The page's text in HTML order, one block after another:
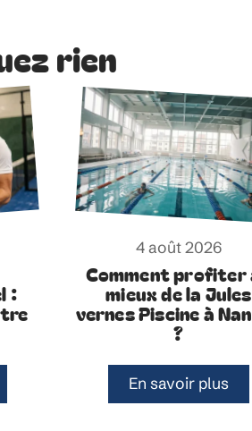
rien
:
4 août 2026
Comment profiter
mieux de la Jules
vernes Piscine à
?
En savoir plus